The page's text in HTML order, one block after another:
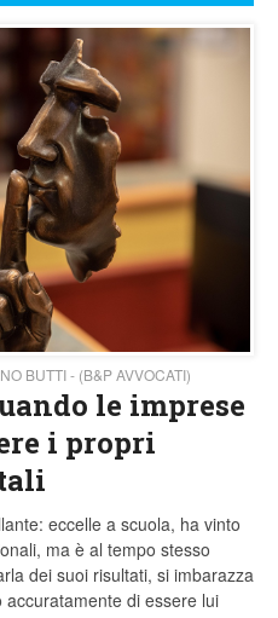
BUTTI - (B&P AVVOCATI)
le imprese
i propri
eccelle a scuola, ha vinto
ma è al tempo stesso
dei suoi risultati, si imbarazza
di essere lui